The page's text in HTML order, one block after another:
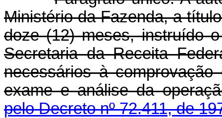
Ministério da Fazenda, a
doze (12) meses, instruído
Secretaria da Receita
necessários à
exame e análise da
pelo Decreto nº 72.411, de